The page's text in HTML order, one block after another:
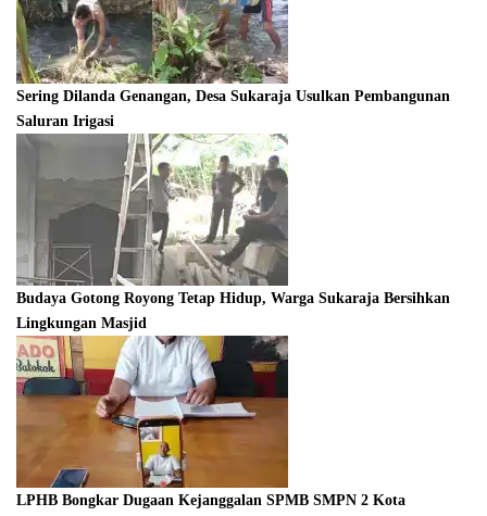
Sering Dilanda Genangan, Desa Sukaraja Usulkan Pembangunan
Saluran Irigasi
Budaya Gotong Royong Tetap Hidup, Warga Sukaraja Bersihkan
Lingkungan Masjid
LPHB Bongkar Dugaan Kejanggalan SPMB SMPN 2 Kota